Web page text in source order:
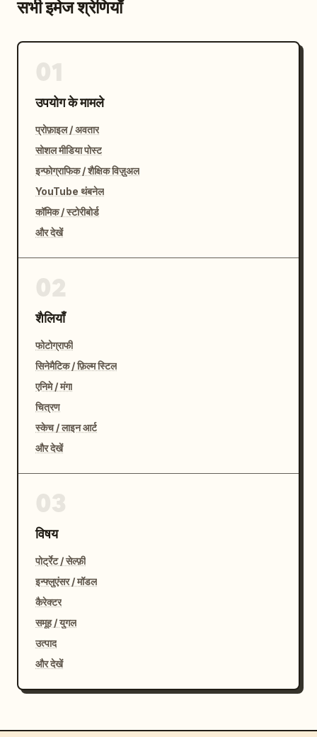
सभी इमेज श्रेणियाँ
उपयोग के मामले
प्रोफ़ाइल / अवतार
सोशल मीडिया पोस्ट
इन्फोग्राफिक / शैक्षिक विज़ुअल
YouTube थंबनेल
कॉमिक / स्टोरीबोर्ड
और देखें
शैलियाँ
फोटोग्राफी
सिनेमैटिक / फ़िल्म स्टिल
एनिमे / मंगा
चित्रण
स्केच / लाइन आर्ट
और देखें
विषय
पोर्ट्रेट / सेल्फ़ी
इन्फ्लुएंसर / मॉडल
कैरेक्टर
समूह / युगल
उत्पाद
और देखें